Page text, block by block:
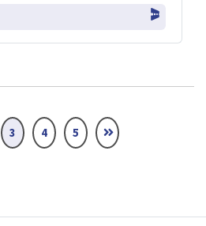
3 4 5